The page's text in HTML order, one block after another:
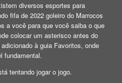
diversos esportes para
fifa de 2022 goleiro do Marrocos
a você para que você saiba o que
colocar um asterisco antes do
à guia Favoritos, onde
fundamental.
tentando jogar o jogo.